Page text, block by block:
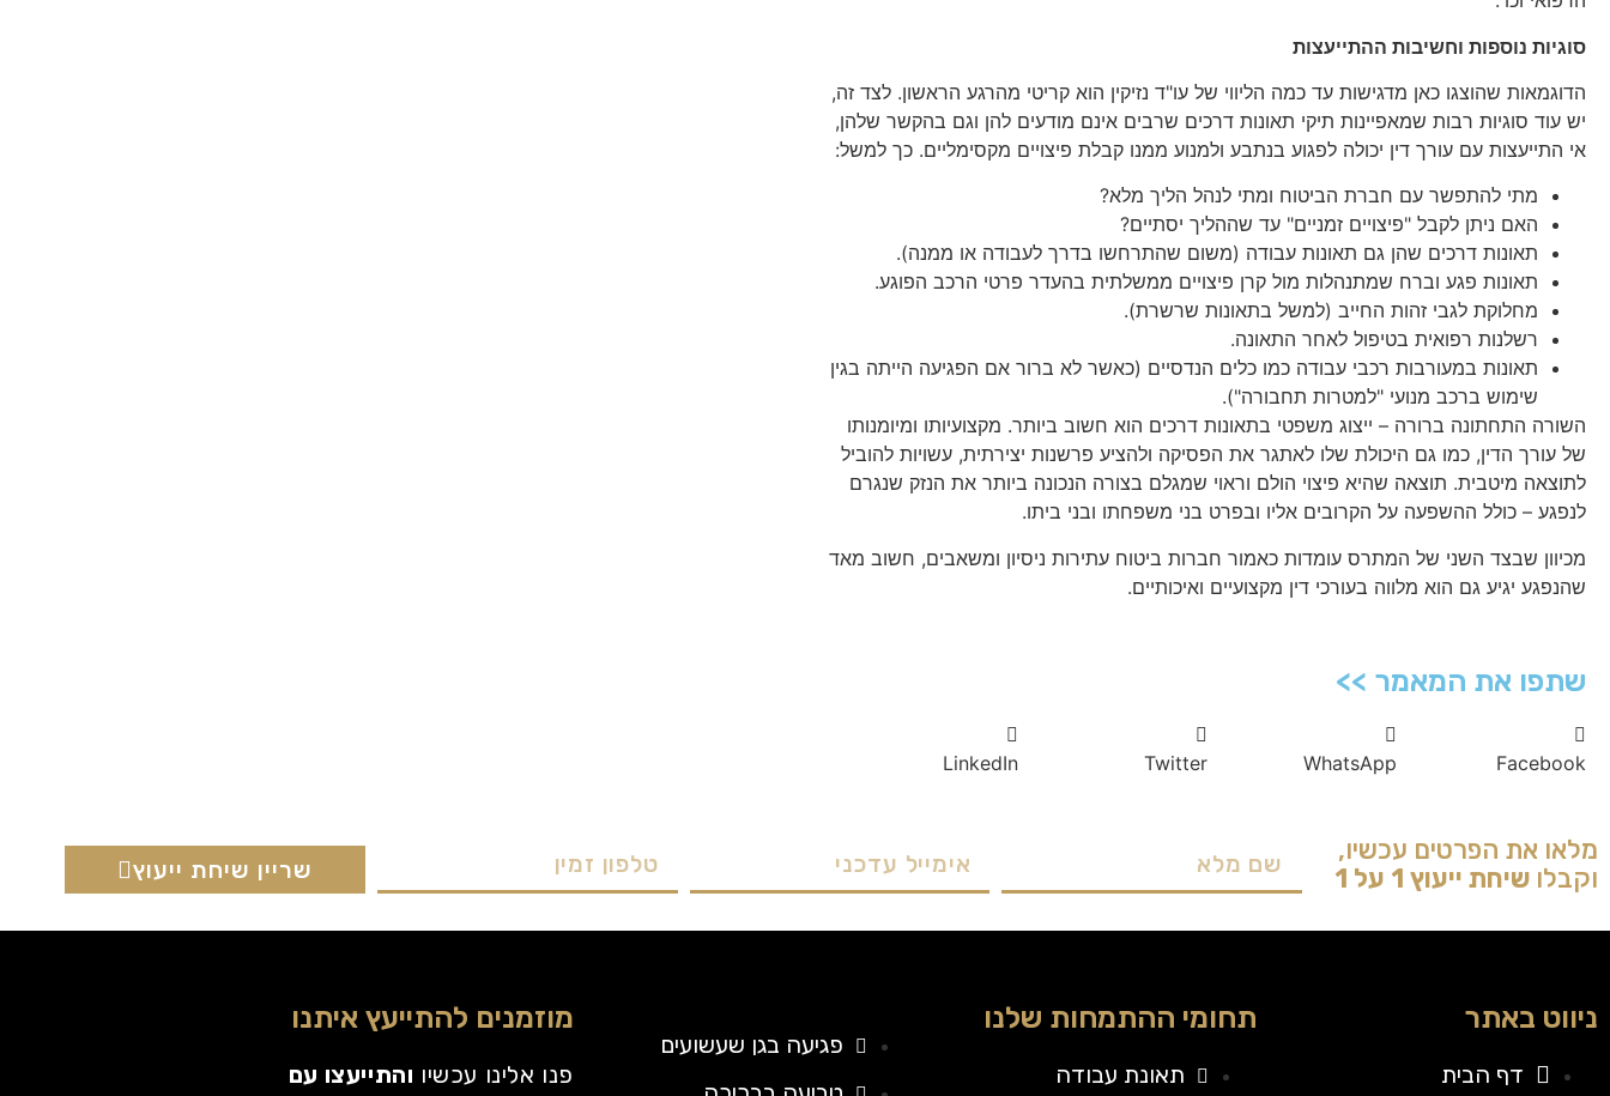
סוגיות נוספות וחשיבות ההתייעצות
הדוגמאות שהוצגו כאן מדגישות עד כמה הליווי של עו"ד נזיקין הוא קריטי מהרגע הראשון. לצד זה,
יש עוד סוגיות רבות שמאפיינות תיקי תאונות דרכים שרבים אינם מודעים להן וגם בהקשר שלהן,
אי התייעצות עם עורך דין יכולה לפגוע בנתבע ולמנוע ממנו קבלת פיצויים מקסימליים. כך למשל:
מתי להתפשר עם חברת הביטוח ומתי לנהל הליך מלא?
האם ניתן לקבל "פיצויים זמניים" עד שההליך יסתיים?
תאונות דרכים שהן גם תאונות עבודה (משום שהתרחשו בדרך לעבודה או ממנה).
תאונות פגע וברח שמתנהלות מול קרן פיצויים ממשלתית בהעדר פרטי הרכב הפוגע.
מחלוקת לגבי זהות החייב (למשל בתאונות שרשרת).
רשלנות רפואית בטיפול לאחר התאונה.
תאונות במעורבות רכבי עבודה כמו כלים הנדסיים (כאשר לא ברור אם הפגיעה הייתה בגין
שימוש ברכב מנועי "למטרות תחבורה").
השורה התחתונה ברורה – ייצוג משפטי בתאונות דרכים הוא חשוב ביותר. מקצועיותו ומיומנותו
של עורך הדין, כמו גם היכולת שלו לאתגר את הפסיקה ולהציע פרשנות יצירתית, עשויות להוביל
לתוצאה מיטבית. תוצאה שהיא פיצוי הולם וראוי שמגלם בצורה הנכונה ביותר את הנזק שנגרם
לנפגע – כולל ההשפעה על הקרובים אליו ובפרט בני משפחתו ובני ביתו.
מכיוון שבצד השני של המתרס עומדות כאמור חברות ביטוח עתירות ניסיון ומשאבים, חשוב מאד
שהנפגע יגיע גם הוא מלווה בעורכי דין מקצועיים ואיכותיים.
שתפו את המאמר >>
Facebook
WhatsApp
Twitter
LinkedIn
מלאו את הפרטים עכשיו,
וקבלו שיחת ייעוץ 1 על 1 שריין שיחת ייעוץ
ניווט באתר
דף הבית
תחומי ההתמחות שלנו
תאונת עבודה
פגיעה בגן שעשועים
מוזמנים להתייעץ איתנו
פנו אלינו עכשיו והתייעצו עם